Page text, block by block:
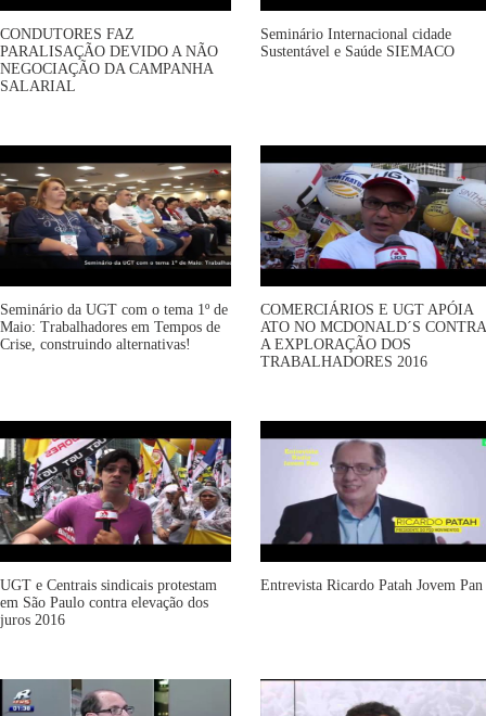
CONDUTORES FAZ
PARALISAÇÃO DEVIDO A NÃO
NEGOCIAÇÃO DA CAMPANHA
SALARIAL
Seminário Internacional cidade
Sustentável e Saúde SIEMACO
Seminário da UGT com o tema 1º de
Maio: Trabalhadores em Tempos de
Crise, construindo alternativas!
COMERCIÁRIOS E UGT APÓIA
ATO NO MCDONALD´S CONTRA
A EXPLORAÇÃO DOS
TRABALHADORES 2016
UGT e Centrais sindicais protestam
em São Paulo contra elevação dos
juros 2016
Entrevista Ricardo Patah Jovem Pan